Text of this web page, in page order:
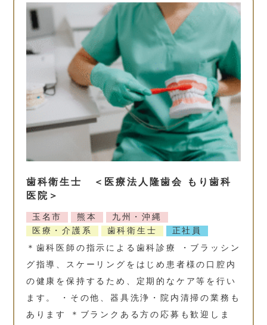
歯科衛生士 ＜医療法人隆歯会 もり歯科
医院＞
玉名市 熊本
九州・沖縄
医療・介護系
歯科衛生士
正社員
＊歯科医師の指示による歯科診療 ・ブラッシン
グ指導、スケーリングをはじめ患者様の口腔内
の健康を保持するため、定期的なケア等を行い
ます。 ・その他、器具洗浄・院内清掃の業務も
あります ＊ブランクある方の応募も歓迎しま